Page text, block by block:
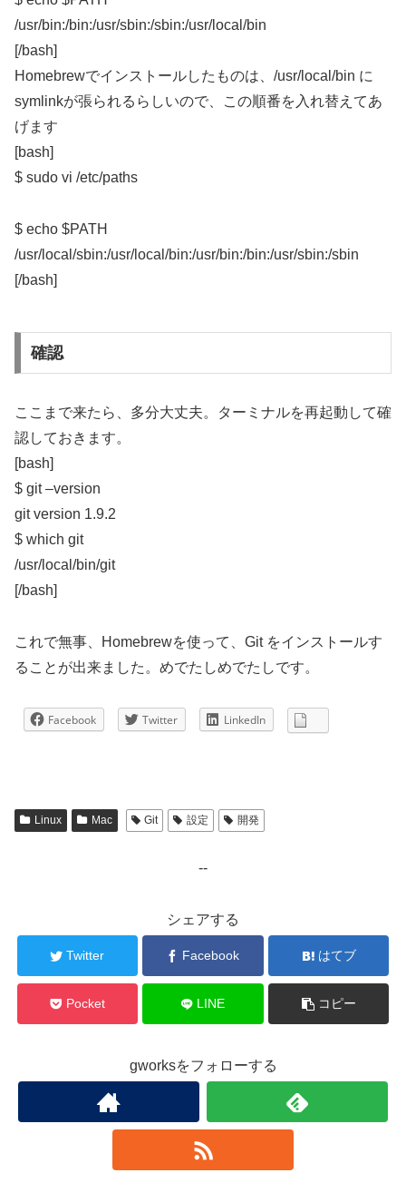
/usr/bin:/bin:/usr/sbin:/sbin:/usr/local/bin
[/bash]
Homebrewでインストールしたものは、/usr/local/bin に
symlinkが張られるらしいので、この順番を入れ替えてあ
げます
[bash]
$ sudo vi /etc/paths
$ echo $PATH
/usr/local/sbin:/usr/local/bin:/usr/bin:/bin:/usr/sbin:/sbin
[/bash]
確認
ここまで来たら、多分大丈夫。ターミナルを再起動して確
認しておきます。
[bash]
$ git –version
git version 1.9.2
$ which git
/usr/local/bin/git
[/bash]
これで無事、Homebrewを使って、Git をインストールす
ることが出来ました。めでたしめでたしです。
Facebook Twitter LinkedIn
Linux Mac Git 設定 開発
--
シェアする
Twitter Facebook はてブ
Pocket LINE コピー
gworksをフォローする